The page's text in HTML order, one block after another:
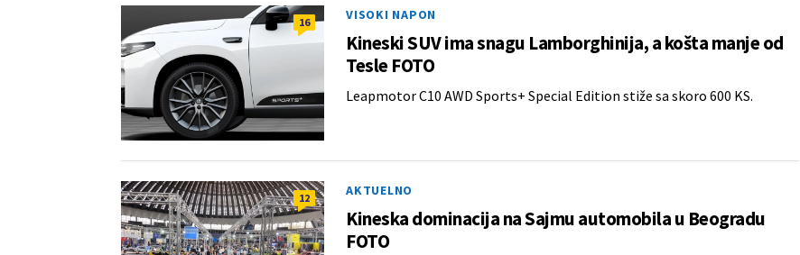
16 VISOKI NAPON
Kineski SUV ima snagu Lamborghinija, a košta manje od
Tesle FOTO
Leapmotor C10 AWD Sports+ Special Edition stiže sa skoro 600 KS.
12 AKTUELNO
Kineska dominacija na Sajmu automobila u Beogradu
FOTO